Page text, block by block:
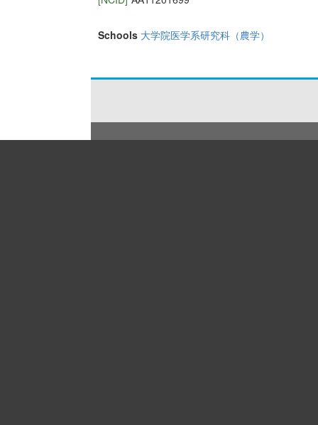
Schools 大学院医学系研究科（農学）